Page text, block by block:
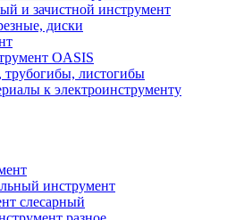
и зачистной инструмент
диски
OASIS
листогибы
к электроинструменту
инструмент
слесарный